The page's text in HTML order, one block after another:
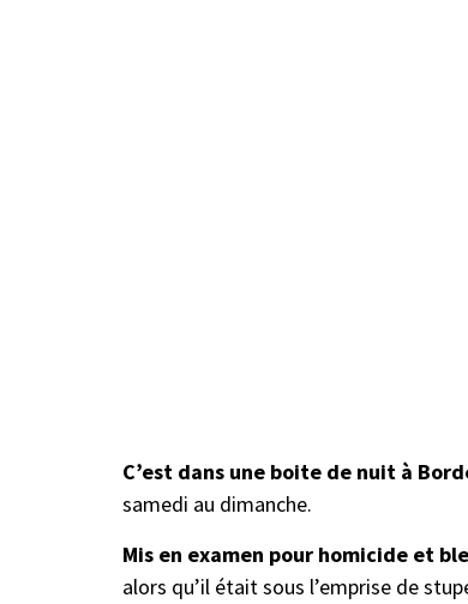
C’est dans une boite de nuit à
samedi au dimanche.
Mis en examen pour homicide et
alors qu’il était sous l’emprise de